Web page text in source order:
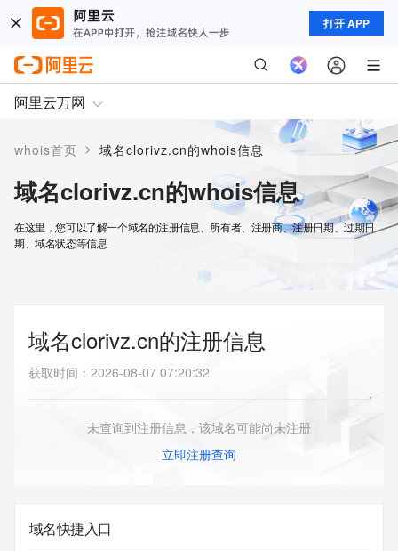
打开 APP
阿里云万网
whois首页 > 域名clorivz.cn的whois信息
域名clorivz.cn的whois信息
在这里，您可以了解一个域名的注册信息、所有者、注册商、注册日期、过期日
期、域名状态等信息
域名clorivz.cn的注册信息
获取时间 ： 2026-08-07 07:20:32
未查询到注册信息，该域名可能尚未注册
立即注册查询
域名快捷入口